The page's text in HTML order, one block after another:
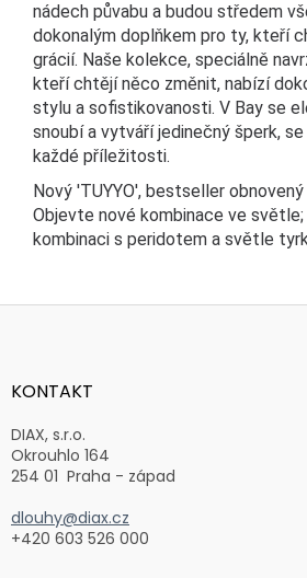
nádech půvabu a budou středem
dokonalým doplňkem pro ty, kteří
grácií. Naše kolekce, speciálně
kteří chtějí něco změnit, nabízí
stylu a sofistikovanosti. V Bay se
snoubí a vytváří jedinečný šperk,
každé příležitosti.
Nový 'TUYYO', bestseller
Objevte nové kombinace ve
kombinaci s peridotem a světle
Z
aKONTAKT
DIAX, s.r.o.
Okrouhlo 164
254 01 Praha - západ
dlouhy@diax.cz
+420 603 526 000